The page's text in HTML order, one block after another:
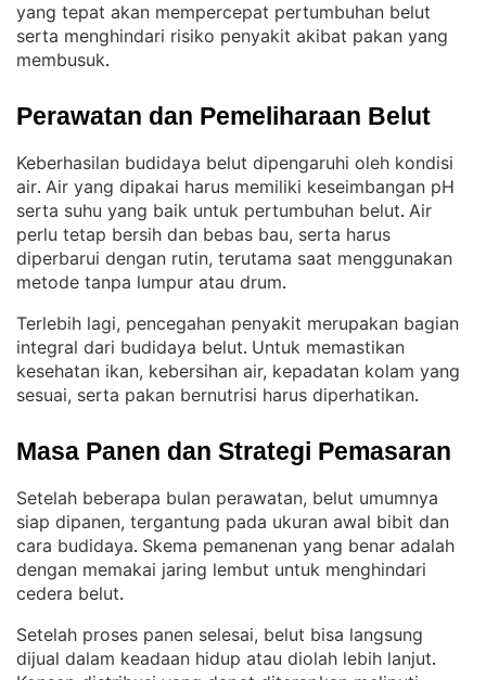
yang tepat akan mempercepat pertumbuhan belut
serta menghindari risiko penyakit akibat pakan yang
membusuk.
Perawatan dan Pemeliharaan Belut
Keberhasilan budidaya belut dipengaruhi oleh kondisi
air. Air yang dipakai harus memiliki keseimbangan pH
serta suhu yang baik untuk pertumbuhan belut. Air
perlu tetap bersih dan bebas bau, serta harus
diperbarui dengan rutin, terutama saat menggunakan
metode tanpa lumpur atau drum.
Terlebih lagi, pencegahan penyakit merupakan bagian
integral dari budidaya belut. Untuk memastikan
kesehatan ikan, kebersihan air, kepadatan kolam yang
sesuai, serta pakan bernutrisi harus diperhatikan.
Masa Panen dan Strategi Pemasaran
Setelah beberapa bulan perawatan, belut umumnya
siap dipanen, tergantung pada ukuran awal bibit dan
cara budidaya. Skema pemanenan yang benar adalah
dengan memakai jaring lembut untuk menghindari
cedera belut.
Setelah proses panen selesai, belut bisa langsung
dijual dalam keadaan hidup atau diolah lebih lanjut